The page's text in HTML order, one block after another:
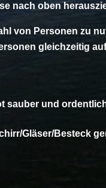
nach oben
von Personen zu
gleichzeitig
sauber und
Gläser/Besteck